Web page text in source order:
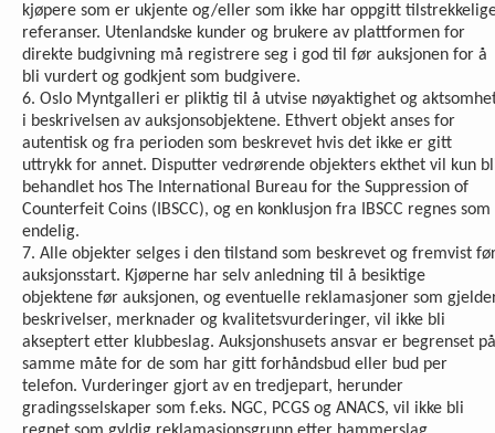
kjøpere som er ukjente og/eller som ikke har oppgitt
referanser. Utenlandske kunder og brukere av plattformen for
direkte budgivning må registrere seg i god til før auksjonen for å
bli vurdert og godkjent som budgivere.
6. Oslo Myntgalleri er pliktig til å utvise nøyaktighet og
i beskrivelsen av auksjonsobjektene. Ethvert objekt anses for
autentisk og fra perioden som beskrevet hvis det ikke er gitt
uttrykk for annet. Disputter vedrørende objekters ekthet vil kun
behandlet hos The International Bureau for the Suppression of
Counterfeit Coins (IBSCC), og en konklusjon fra IBSCC regnes som
endelig.
7. Alle objekter selges i den tilstand som beskrevet og fremvist
auksjonsstart. Kjøperne har selv anledning til å besiktige
objektene før auksjonen, og eventuelle reklamasjoner som
beskrivelser, merknader og kvalitetsvurderinger, vil ikke bli
akseptert etter klubbeslag. Auksjonshusets ansvar er begrenset på
samme måte for de som har gitt forhåndsbud eller bud per
telefon. Vurderinger gjort av en tredjepart, herunder
gradingsselskaper som f.eks. NGC, PCGS og ANACS, vil ikke bli